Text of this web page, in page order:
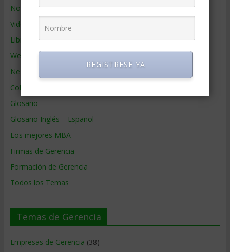
Noticias de Gerencia
Videos de Gerencia
Libros de Gerencia
Webs de Gerencia
Negocios por País
Colaboradores de Gerencia
Glosario
Glosario Inglés – Español
Los mejores MBA
Firmas de Gerencia
Formación de Gerencia
Todos los Temas
Temas de Gerencia
Empresas de Gerencia (38)
REGISTRESE YA